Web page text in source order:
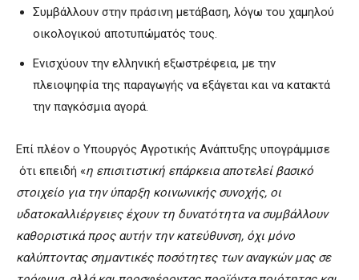
Συμβάλλουν στην πράσινη μετάβαση, λόγω του χαμηλού
οικολογικού αποτυπώματός τους.
Ενισχύουν την ελληνική εξωστρέφεια, με την
πλειοψηφία της παραγωγής να εξάγεται και να κατακτά
την παγκόσμια αγορά.
Επί πλέον ο Υπουργός Αγροτικής Ανάπτυξης υπογράμμισε
ότι επειδή «η επισιτιστική επάρκεια αποτελεί βασικό
στοιχείο για την ύπαρξη κοινωνικής συνοχής, οι
υδατοκαλλιέργειες έχουν τη δυνατότητα να συμβάλλουν
καθοριστικά προς αυτήν την κατεύθυνση, όχι μόνο
καλύπτοντας σημαντικές ποσότητες των αναγκών μας σε